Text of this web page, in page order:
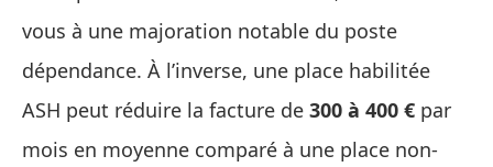
vous à une majoration notable du poste
dépendance. À l’inverse, une place habilitée
ASH peut réduire la facture de 300 à 400 € par
mois en moyenne comparé à une place non-